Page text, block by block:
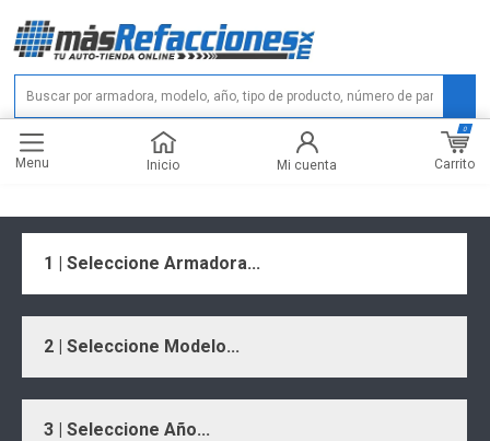
Menu Inicio Mi cuenta Carrito
0
1 | Seleccione Armadora...
2 | Seleccione Modelo...
3 | Seleccione Año...